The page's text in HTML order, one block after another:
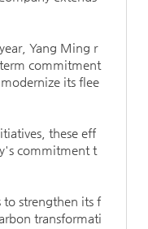
Yang Ming r
commitment
its flee
these eff
commitment t
strengthen its f
transformati
장, 全 선형서 동반 상승